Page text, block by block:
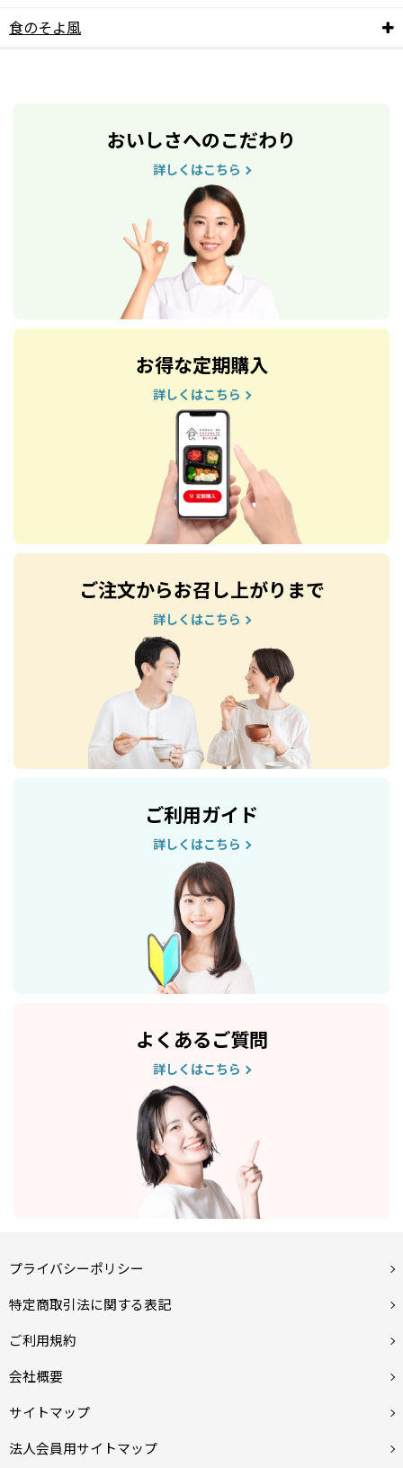
食のそよ風
おいしさへのこだわり
詳しくはこちら
お得な定期購入
詳しくはこちら
ご注文からお召し上がりまで
詳しくはこちら
ご利用ガイド
詳しくはこちら
よくあるご質問
詳しくはこちら
プライバシーポリシー
特定商取引法に関する表記
ご利用規約
会社概要
サイトマップ
法人会員用サイトマップ